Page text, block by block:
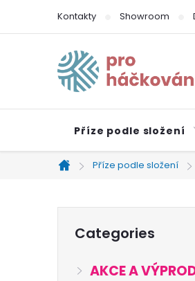
Kontakty Showroom
Příze podle složení
Home
Příze podle složení
categories
Categories
AKCE A